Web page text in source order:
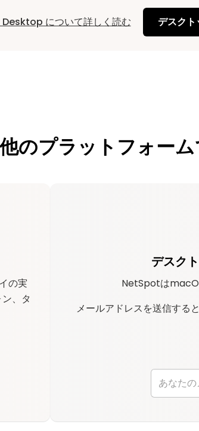
について詳しく読む デスク
のプラットフォー
の実
、タ
デスク
NetSpotは
メールアドレスを送信する